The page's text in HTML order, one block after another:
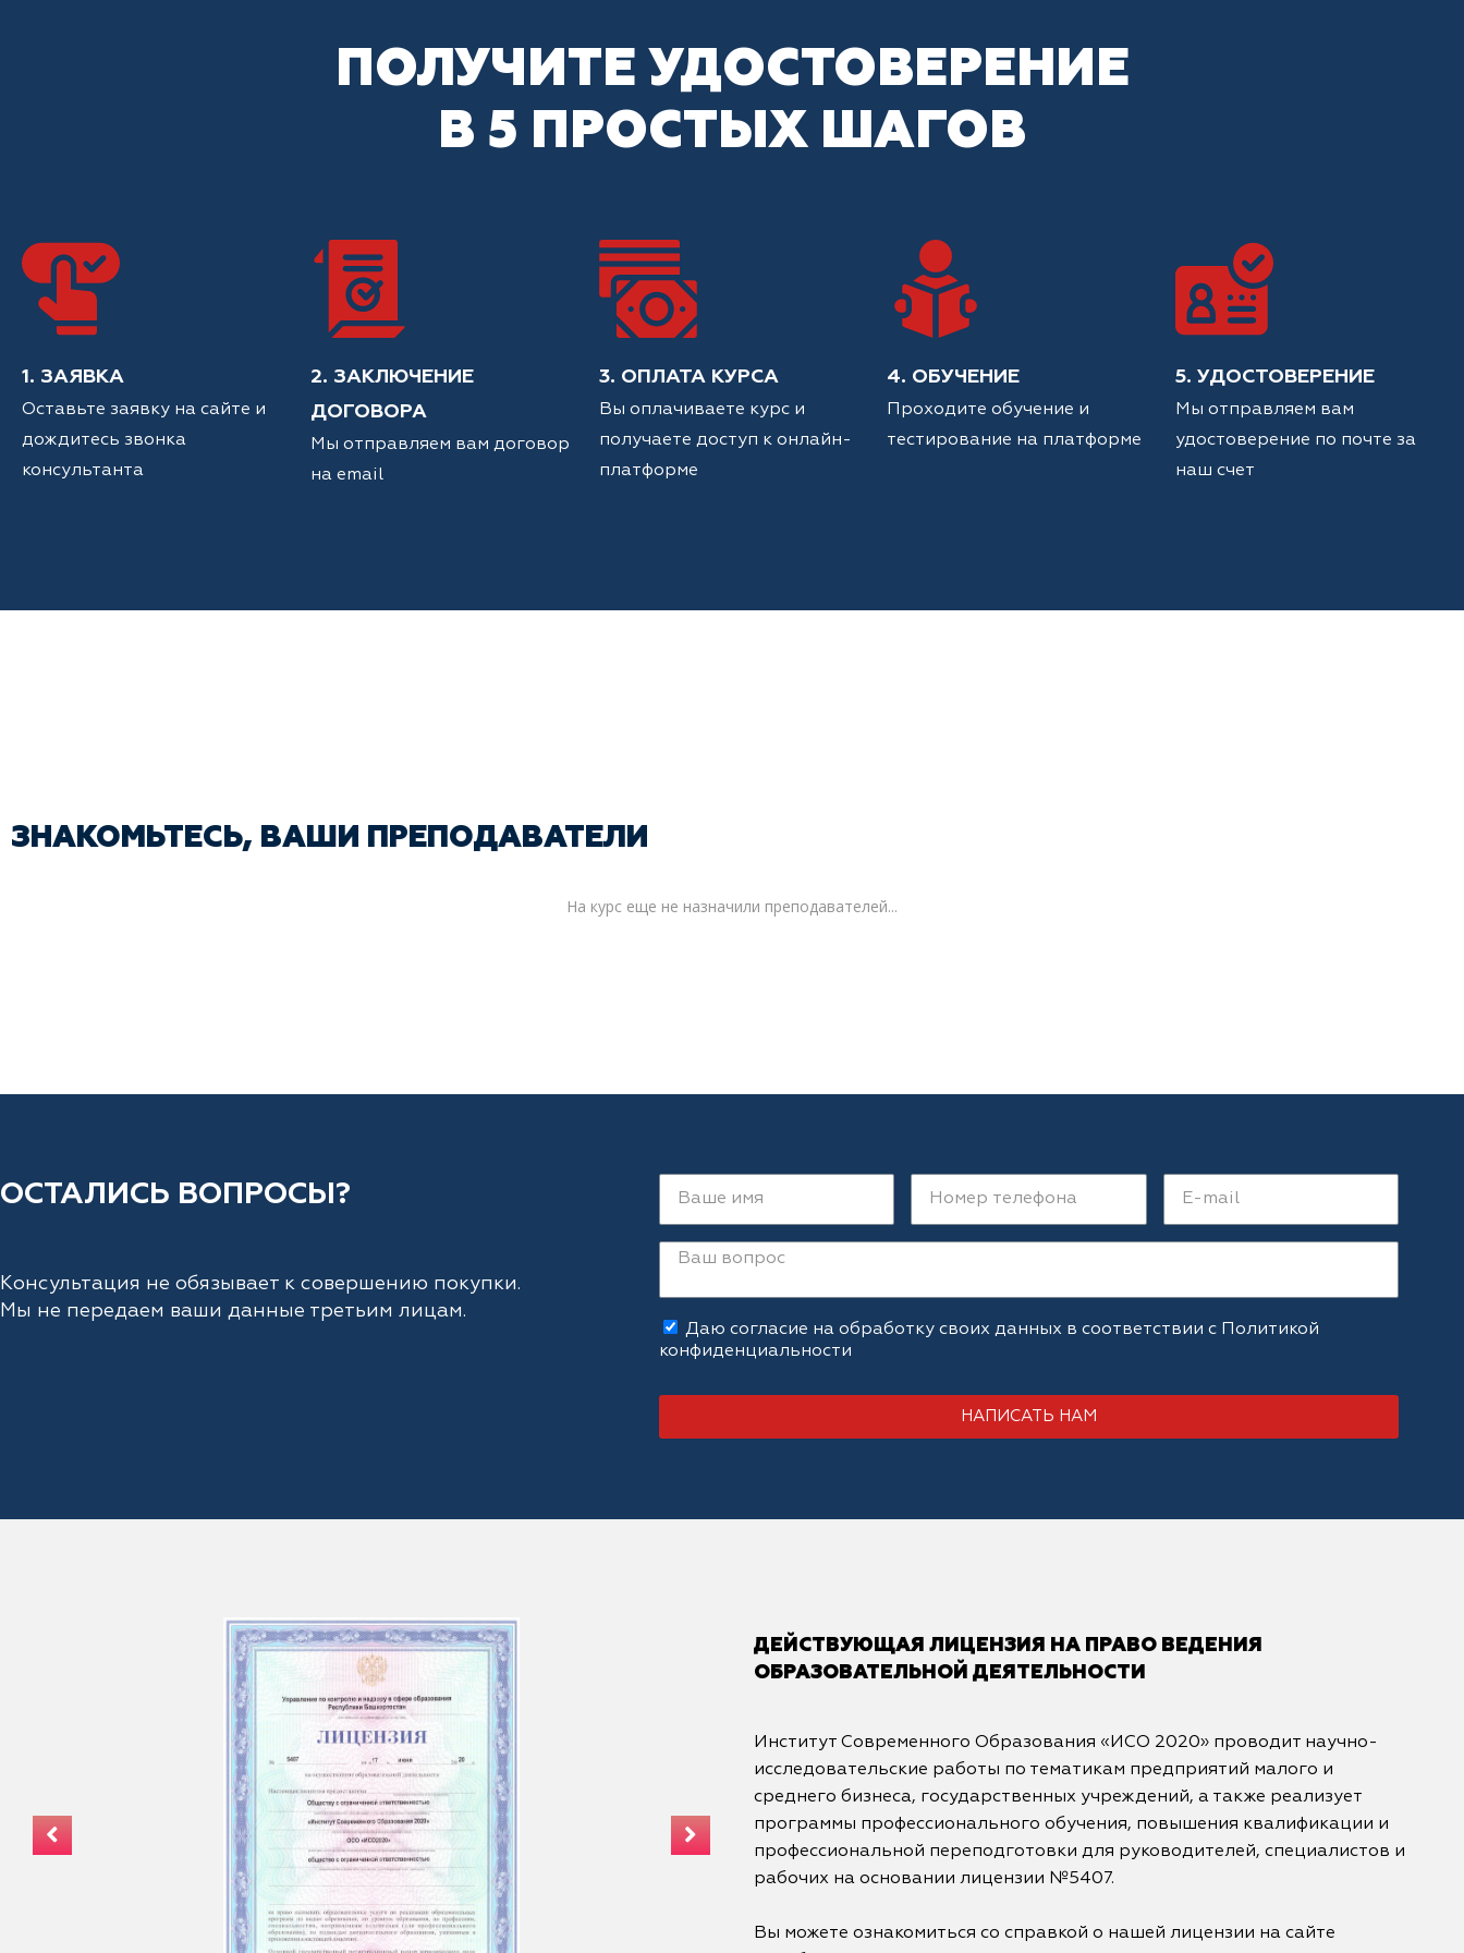
ПОЛУЧИТЕ УДОСТОВЕРЕНИЕ
В 5 ПРОСТЫХ ШАГОВ
1. ЗАЯВКА
Оставьте заявку на сайте и
дождитесь звонка
консультанта
2. ЗАКЛЮЧЕНИЕ
ДОГОВОРА
Мы отправляем вам договор
на email
3. ОПЛАТА КУРСА
Вы оплачиваете курс и
получаете доступ к онлайн-
платформе
4. ОБУЧЕНИЕ
Проходите обучение и
тестирование на платформе
5. УДОСТОВЕРЕНИЕ
Мы отправляем вам
удостоверение по почте за
наш счет
ЗНАКОМЬТЕСЬ, ВАШИ ПРЕПОДАВАТЕЛИ
На курс еще не назначили преподавателей...
ОСТАЛИСЬ ВОПРОСЫ?
Консультация не обязывает к совершению покупки.
Мы не передаем ваши данные третьим лицам.
Даю согласие на обработку своих данных в соответствии с
Политикой
конфиденциальности
НАПИСАТЬ НАМ
ДЕЙСТВУЮЩАЯ ЛИЦЕНЗИЯ НА ПРАВО ВЕДЕНИЯ
ОБРАЗОВАТЕЛЬНОЙ ДЕЯТЕЛЬНОСТИ
Институт Современного Образования «ИСО 2020» проводит научно-
исследовательские работы по тематикам предприятий малого и
среднего бизнеса, государственных учреждений, а также реализует
программы профессионального обучения, повышения квалификации и
профессиональной переподготовки для руководителей, специалистов и
рабочих на основании лицензии №5407.
Вы можете ознакомиться со справкой о нашей лицензии на сайте